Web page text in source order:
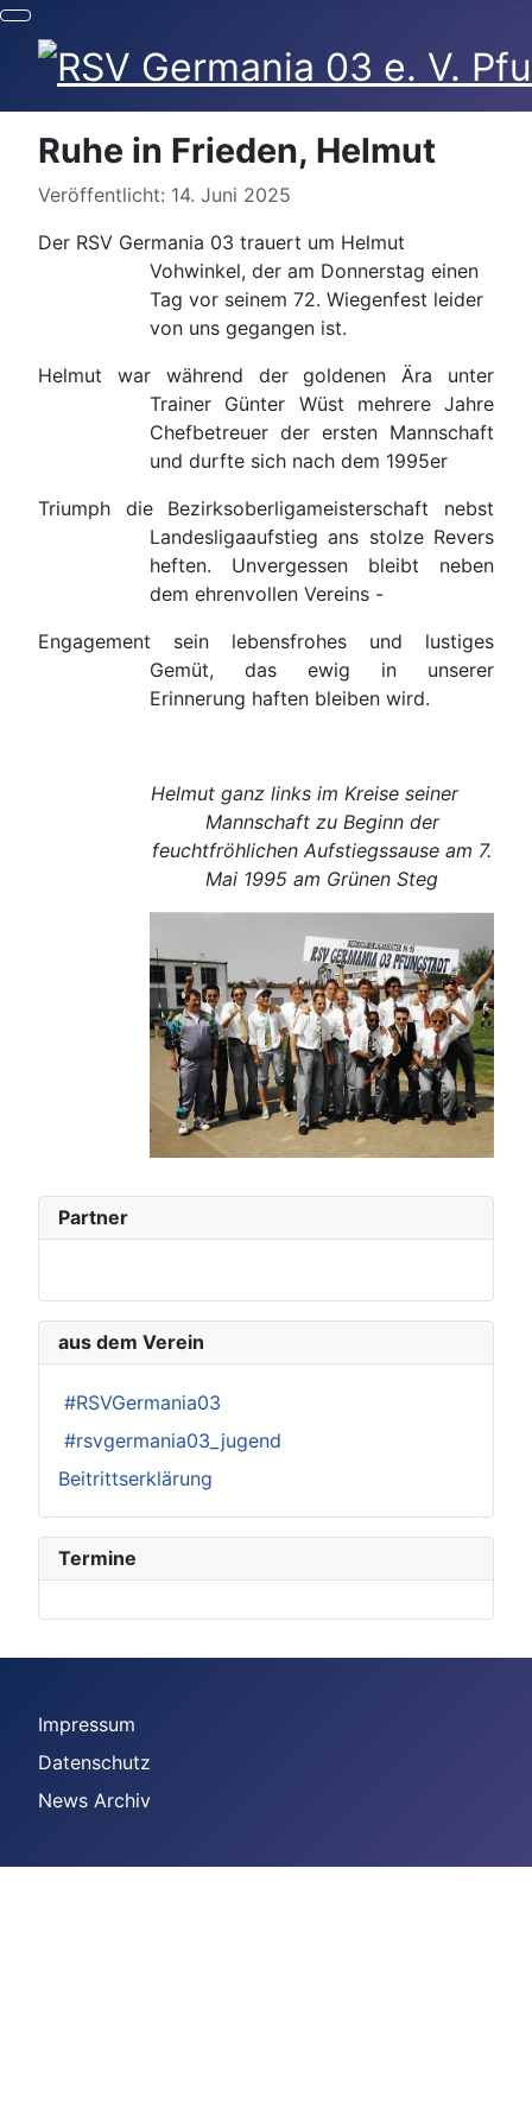
Ruhe in Frieden, Helmut
Details
Veröffentlicht: 14. Juni 2025
Der RSV Germania 03 trauert um Helmut
Vohwinkel, der am Donnerstag einen
Tag vor seinem 72. Wiegenfest leider
von uns gegangen ist.
Helmut war während der goldenen Ära unter
Trainer Günter Wüst mehrere Jahre
Chefbetreuer der ersten Mannschaft
und durfte sich nach dem 1995er
Triumph die Bezirksoberligameisterschaft nebst
Landesligaaufstieg ans stolze Revers
heften. Unvergessen bleibt neben
dem ehrenvollen Vereins -
Engagement sein lebensfrohes und lustiges
Gemüt, das ewig in unserer
Erinnerung haften bleiben wird.
Helmut ganz links im Kreise seiner
Mannschaft zu Beginn der
feuchtfröhlichen Aufstiegssause am 7.
Mai 1995 am Grünen Steg
Partner
aus dem Verein
#RSVGermania03
#rsvgermania03_jugend
Beitrittserklärung
Termine
Impressum
Datenschutz
News Archiv